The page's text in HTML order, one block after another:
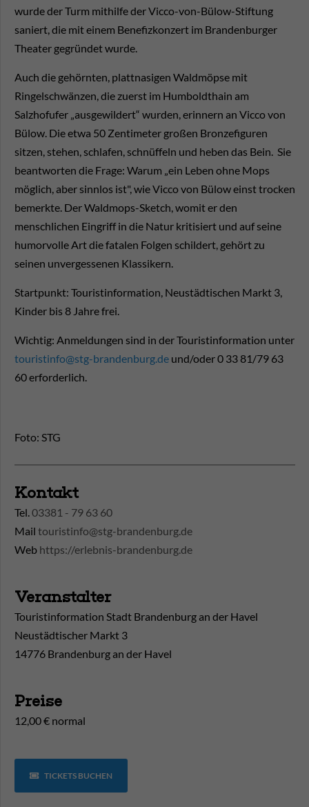
wurde der Turm mithilfe der Vicco-von-Bülow-Stiftung
saniert, die mit einem Benefizkonzert im Brandenburger
Theater gegründet wurde.
Auch die gehörnten, plattnasigen Waldmöpse mit
Ringelschwänzen, die zuerst im Humboldthain am
Salzhofufer „ausgewildert“ wurden, erinnern an Vicco von
Bülow. Die etwa 50 Zentimeter großen Bronzefiguren
sitzen, stehen, schlafen, schnüffeln und heben das Bein. Sie
beantworten die Frage: Warum „ein Leben ohne Mops
möglich, aber sinnlos ist", wie Vicco von Bülow einst trocken
bemerkte. Der Waldmops-Sketch, womit er den
menschlichen Eingriff in die Natur kritisiert und auf seine
humorvolle Art die fatalen Folgen schildert, gehört zu
seinen unvergessenen Klassikern.
Startpunkt: Touristinformation, Neustädtischen Markt 3,
Kinder bis 8 Jahre frei.
Wichtig: Anmeldungen sind in der Touristinformation unter
touristinfo@stg-brandenburg.de und/oder 0 33 81/79 63
60 erforderlich.
Foto: STG
Kontakt
Tel.03381 - 79 63 60
Mail touristinfo@stg-brandenburg.de
Web https://erlebnis-brandenburg.de
Veranstalter
Touristinformation Stadt Brandenburg an der Havel
Neustädtischer Markt 3
14776 Brandenburg an der Havel
Preise
12,00 € normal
TICKETS BUCHEN